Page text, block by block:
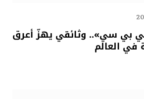
بي سي».. وثائقي يهزّ أعرق
العالم